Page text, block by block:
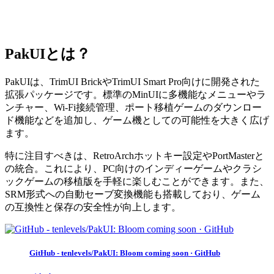
PakUIとは？
PakUIは、TrimUI BrickやTrimUI Smart Pro向けに開発された
拡張パッケージです。標準のMinUIに多機能なメニューやラ
ンチャー、Wi-Fi接続管理、ポート移植ゲームのダウンロー
ド機能などを追加し、ゲーム機としての可能性を大きく広げ
ます。
特に注目すべきは、RetroArchホットキー設定やPortMasterと
の統合。これにより、PC向けのインディーゲームやクラシ
ックゲームの移植版を手軽に楽しむことができます。また、
SRM形式への自動セーブ変換機能も搭載しており、ゲーム
の互換性と保存の安全性が向上します。
GitHub - tenlevels/PakUI: Bloom coming soon · GitHub